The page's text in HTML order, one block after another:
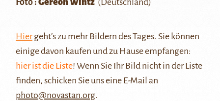
Foto : Gereon Wintz (Deutschland)
Hiergeht’s zu mehr Bildern des Tages. Sie können
einige davon kaufen und zu Hause empfangen:
hier ist die Liste! Wenn Sie Ihr Bild nicht in der Liste
finden, schicken Sie uns eine E-Mail an
photo@novastan.org.